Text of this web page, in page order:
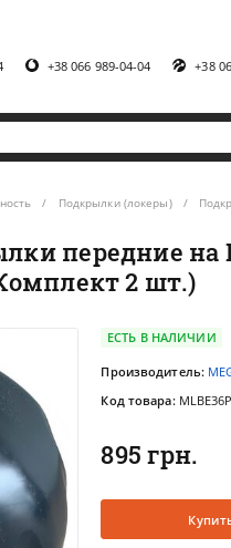
+38 066 989-04-04 +38
Подкрылки (локеры)
передние на
2 шт.)
ЕСТЬ В НАЛИЧИИ
Производитель:
Код товара: MLBE36P
895 грн.